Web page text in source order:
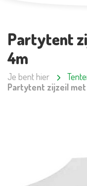
Partytent
4m
Je bent hier
Partytent zijzeil